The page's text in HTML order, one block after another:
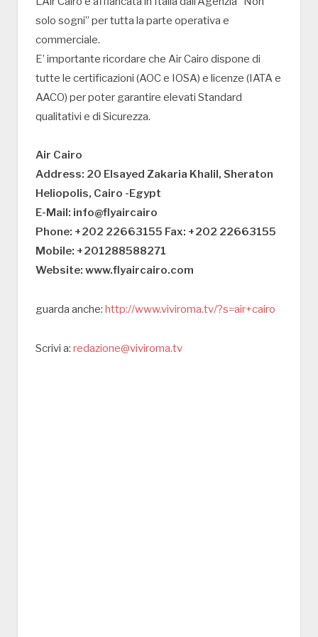
solo sogni” per tutta la parte operativa e
commerciale.
E’ importante ricordare che Air Cairo dispone di
tutte le certificazioni (AOC e IOSA) e licenze (IATA e
AACO) per poter garantire elevati Standard
qualitativi e di Sicurezza.
Air Cairo
Address: 20 Elsayed Zakaria Khalil, Sheraton
Heliopolis, Cairo -Egypt
E-Mail: info@flyaircairo
Phone: +202 22663155 Fax: +202 22663155
Mobile: +201288588271
Website: www.flyaircairo.com
guarda anche: http://www.viviroma.tv/?s=air+cairo
Scrivi a: redazione@viviroma.tv